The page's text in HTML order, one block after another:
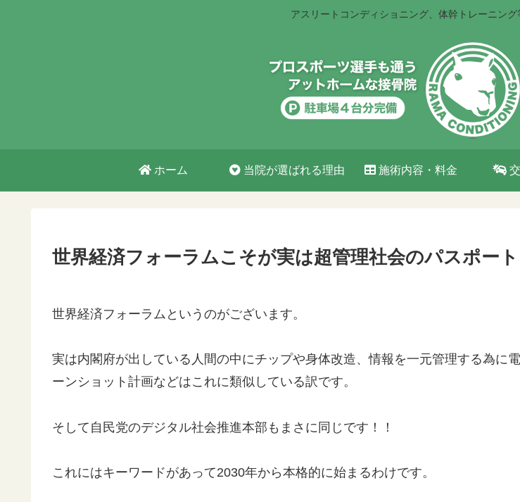
アスリートコンディショニング、体幹トレーニング
ホーム 当院が選ばれる理由 施術内容・料金
世界経済フォーラムこそが実は超管理社会のパスポート
世界経済フォーラムというのがございます。
実は内閣府が出している人間の中にチップや身体改造、情報を一元管理する為に
ーンショット計画などはこれに類似している訳です。
そして自民党のデジタル社会推進本部もまさに同じです！！
これにはキーワードがあって2030年から本格的に始まるわけです。